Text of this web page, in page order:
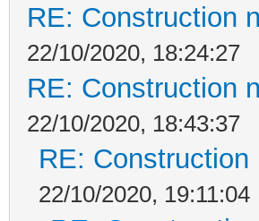
RE: Construction
22/10/2020, 18:24:27
RE: Construction
22/10/2020, 18:43:37
RE:
22/10/2020, 19:11:04